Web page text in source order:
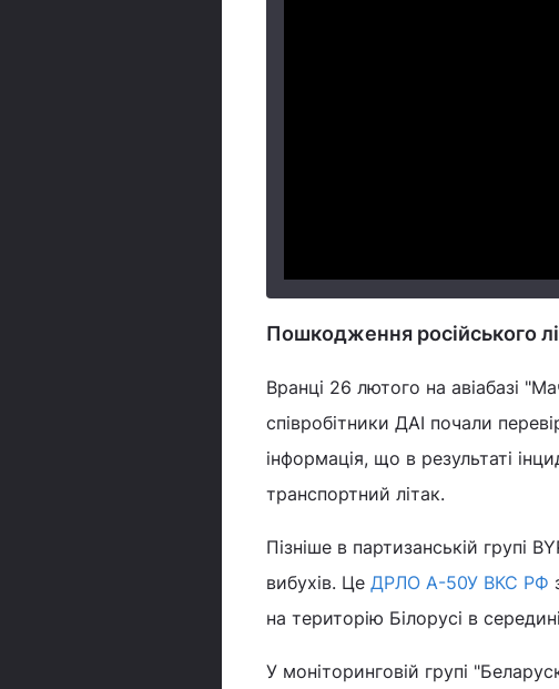
Пошкодження російського
Вранці 26 лютого на авіабазі
співробітники ДАІ почали
інформація, що в результаті
транспортний літак.
Пізніше в партизанській групі
вибухів. Це ДРЛО А-50У ВКС РФ
на територію Білорусі в
У моніторинговій групі